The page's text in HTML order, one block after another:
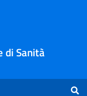
di Sanità